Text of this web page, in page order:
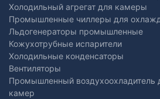
Холодильный агрегат для камеры
Промышленные чиллеры для
Льдогенераторы промышленные
Кожухотрубные испарители
Холодильные конденсаторы
Вентиляторы
Промышленный воздухоохладитель
камер